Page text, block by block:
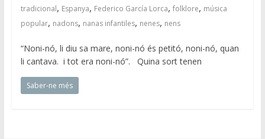
tradicional, Espanya, Federico García Lorca, folklore, música
popular, nadons, nanas infantiles, nenes, nens
“Noni-nó, li diu sa mare, noni-nó és petitó, noni-nó, quan
li cantava. i tot era noni-nó”. Quina sort tenen
Saber-ne més